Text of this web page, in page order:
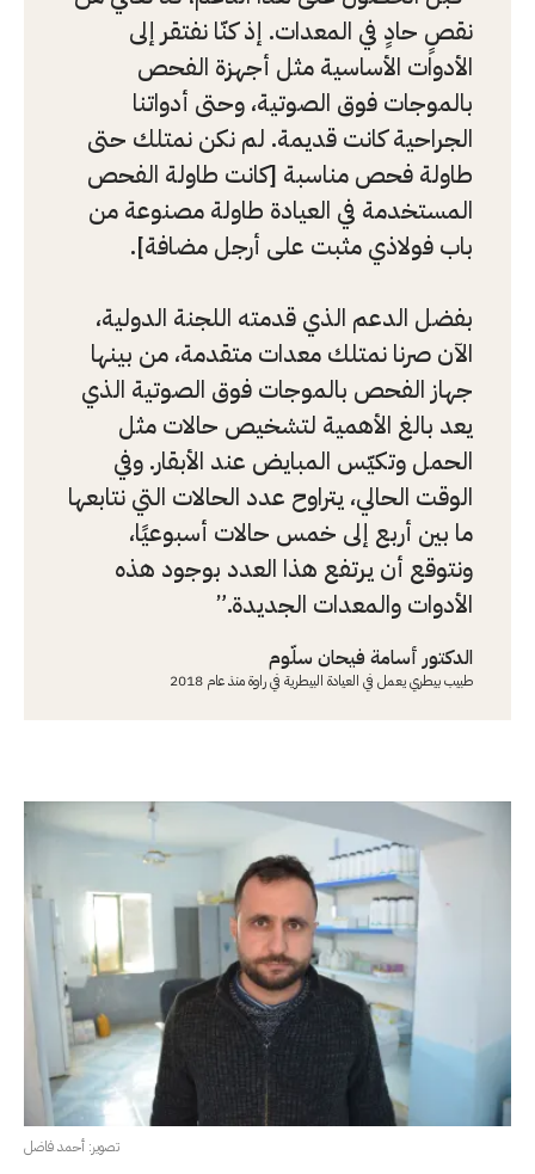
نقصٍ حادٍ في المعدات. إذ كنّا نفتقر إلى
الأدوات الأساسية مثل أجهزة الفحص
بالموجات فوق الصوتية، وحتى أدواتنا
الجراحية كانت قديمة. لم نكن نمتلك حتى
طاولة فحص مناسبة [كانت طاولة الفحص
المستخدمة في العيادة طاولة مصنوعة من
باب فولاذي مثبت على أرجل مضافة].
بفضل الدعم الذي قدمته اللجنة الدولية،
الآن صرنا نمتلك معدات متقدمة، من بينها
جهاز الفحص بالموجات فوق الصوتية الذي
يعد بالغ الأهمية لتشخيص حالات مثل
الحمل وتكيّس المبايض عند الأبقار. وفي
الوقت الحالي، يتراوح عدد الحالات التي نتابعها
ما بين أربع إلى خمس حالات أسبوعيًا،
ونتوقع أن يرتفع هذا العدد بوجود هذه
الأدوات والمعدات الجديدة.
الدكتور أسامة فيحان سلّوم
طبيب بيطري يعمل في العيادة البيطرية في راوة منذ عام 2018
تصوير: أحمد فاضل